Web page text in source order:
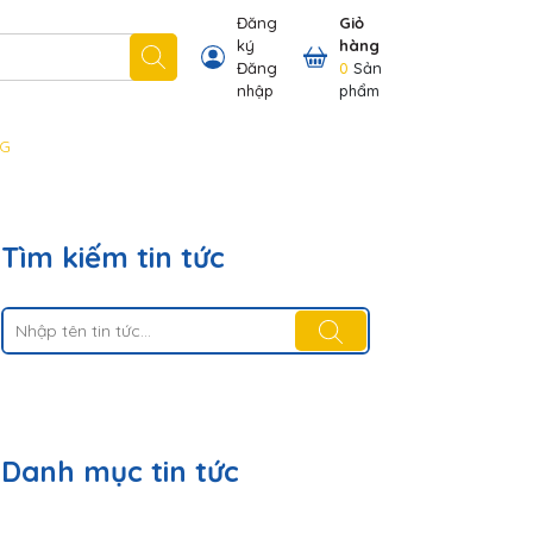
nhãn hiệu chúng tôi có Thông tin khách hàng
Đăng
ký
Đăng
nhập
Giỏ
hàng
0 Sản
phẩm
Tìm kiếm tin tức
Danh mục tin tức